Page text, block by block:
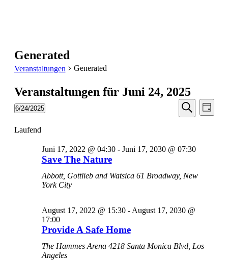
Generated
Veranstaltungen Generated
Veranstaltungen für Juni 24, 2025
Suche
Suche
Tag
6/24/2025
wählen.
Laufend
Save The Nature
Juni 17, 2022 @ 04:30- Juni 17, 2030 @ 07:30
Abbott, Gottlieb and Watsica 61 Broadway, New
York City
Provide A Safe Home
August 17, 2022 @ 15:30- August 17, 2030 @
17:00
The Hammes Arena 4218 Santa Monica Blvd, Los
Angeles